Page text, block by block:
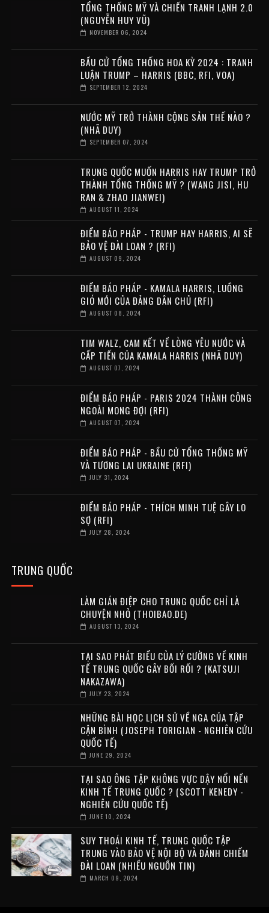
TỔNG THỐNG MỸ VÀ CHIẾN TRANH LẠNH 2.0
(NGUYỄN HUY VŨ)
NOVEMBER 06, 2024
BẦU CỬ TỔNG THỐNG HOA KỲ 2024 : TRANH
LUẬN TRUMP – HARRIS (BBC, RFI, VOA)
SEPTEMBER 12, 2024
NƯỚC MỸ TRỞ THÀNH CỘNG SẢN THẾ NÀO ?
(NHÃ DUY)
SEPTEMBER 07, 2024
TRUNG QUỐC MUỐN HARRIS HAY TRUMP TRỞ
THÀNH TỔNG THỐNG MỸ ? (WANG JISI, HU
RAN & ZHAO JIANWEI)
AUGUST 11, 2024
ĐIỂM BÁO PHÁP - TRUMP HAY HARRIS, AI SẼ
BẢO VỆ ĐÀI LOAN ? (RFI)
AUGUST 09, 2024
ĐIỂM BÁO PHÁP - KAMALA HARRIS, LUỒNG
GIÓ MỚI CỦA ĐẢNG DÂN CHỦ (RFI)
AUGUST 08, 2024
TIM WALZ, CAM KẾT VỀ LÒNG YÊU NƯỚC VÀ
CẤP TIẾN CỦA KAMALA HARRIS (NHÃ DUY)
AUGUST 07, 2024
ĐIỂM BÁO PHÁP - PARIS 2024 THÀNH CÔNG
NGOÀI MONG ĐỢI (RFI)
AUGUST 07, 2024
ĐIỂM BÁO PHÁP - BẦU CỬ TỔNG THỐNG MỸ
VÀ TƯƠNG LAI UKRAINE (RFI)
JULY 31, 2024
ĐIỂM BÁO PHÁP - THÍCH MINH TUỆ GÂY LO
SỢ (RFI)
JULY 28, 2024
TRUNG QUỐC
LÀM GIÁN ĐIỆP CHO TRUNG QUỐC CHỈ LÀ
CHUYỆN NHỎ (THOIBAO.DE)
AUGUST 13, 2024
TẠI SAO PHÁT BIỂU CỦA LÝ CƯỜNG VỀ KINH
TẾ TRUNG QUỐC GÂY BỐI RỐI ? (KATSUJI
NAKAZAWA)
JULY 23, 2024
NHỮNG BÀI HỌC LỊCH SỬ VỀ NGA CỦA TẬP
CẬN BÌNH (JOSEPH TORIGIAN - NGHIÊN CỨU
QUỐC TẾ)
JUNE 29, 2024
TẠI SAO ÔNG TẬP KHÔNG VỰC DẬY NỔI NỀN
KINH TẾ TRUNG QUỐC ? (SCOTT KENEDY -
NGHIÊN CỨU QUỐC TẾ)
JUNE 10, 2024
SUY THOÁI KINH TẾ, TRUNG QUỐC TẬP
TRUNG VÀO BẢO VỆ NỘI BỘ VÀ ĐÁNH CHIẾM
ĐÀI LOAN (NHIỀU NGUỒN TIN)
MARCH 09, 2024